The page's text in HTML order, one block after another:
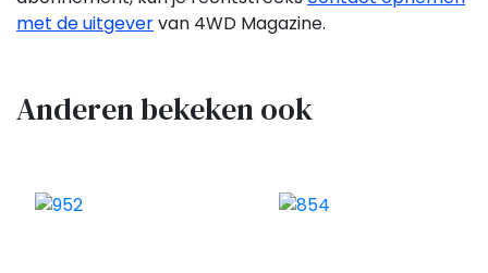
met de uitgevervan 4WD Magazine.
Anderen bekeken ook